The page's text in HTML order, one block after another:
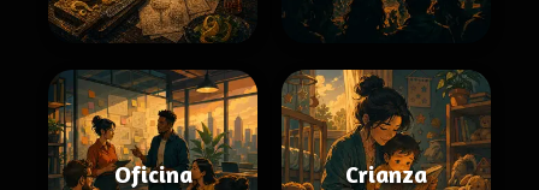
Oficina Crianza